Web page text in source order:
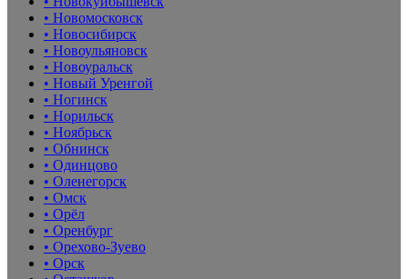
• Новомосковск
• Новосибирск
• Новоульяновск
• Новоуральск
• Новый Уренгой
• Ногинск
• Норильск
• Ноябрьск
• Обнинск
• Одинцово
• Оленегорск
• Омск
• Орёл
• Оренбург
• Орехово-Зуево
• Орск